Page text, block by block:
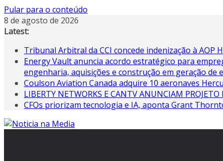
Pular para o conteúdo
8 de agosto de 2026
Latest:
Tribunal Arbitral da CCI concede indenização à AOP
Energy Vault anuncia acordo estratégico para
engenharia, aquisições e construção em geração
Coulson Aviation Canada adquire 10 aeronaves
LIBERTY NETWORKS E CANTV ANUNCIAM
CFOs priorizam tecnologia e IA, aponta Grant